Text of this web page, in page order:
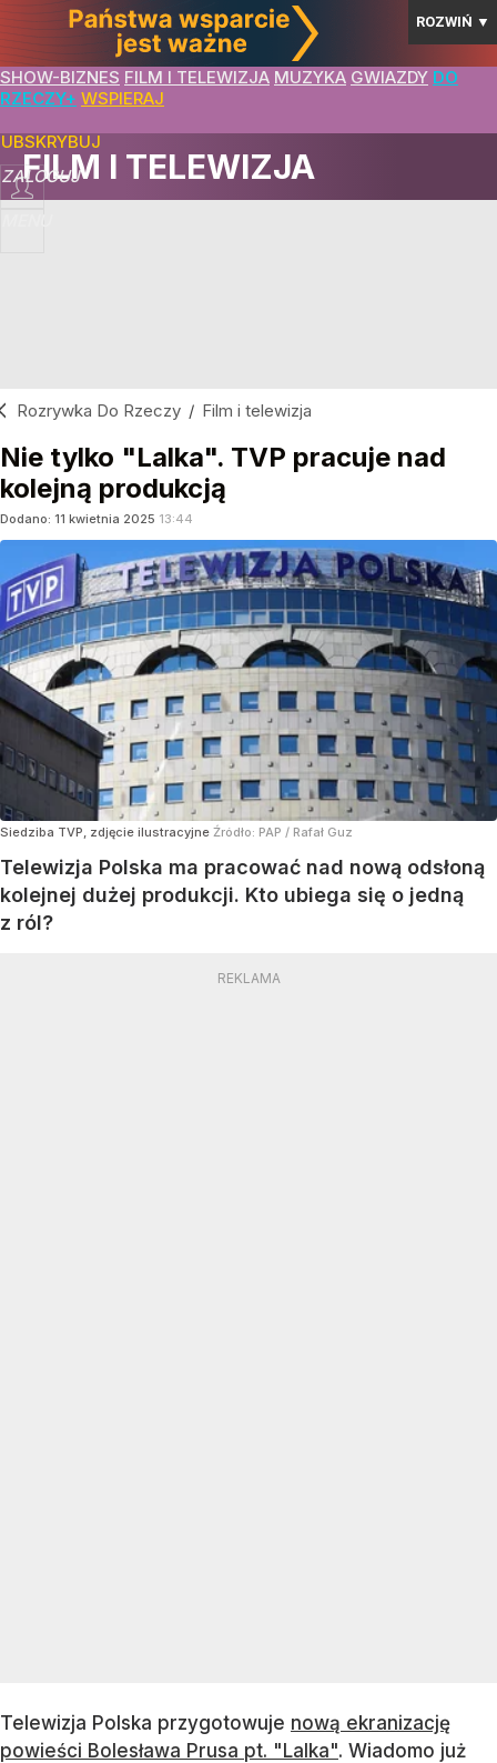
ROZWIŃ ▼
SHOW-BIZNES FILM I TELEWIZJA MUZYKA GWIAZDY DO
RZECZY+ WSPIERAJ
ZALOGUJ
FILM I TELEWIZJA
Rozrywka Do Rzeczy / Film i telewizja
Nie tylko "Lalka". TVP pracuje nad
kolejną produkcją
Dodano: 11 kwietnia 2025 13:44
Siedziba TVP, zdjęcie ilustracyjne Źródło: PAP / Rafał Guz
Telewizja Polska ma pracować nad nową odsłoną
kolejnej dużej produkcji. Kto ubiega się o jedną
z ról?
Telewizja Polska przygotowuje nową ekranizację
powieści Bolesława Prusa pt. "Lalka". Wiadomo już